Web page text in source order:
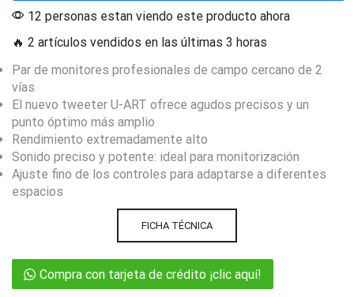
12 personas estan viendo este producto ahora
🔥 2 artículos vendidos en las últimas 3 horas
Par de monitores profesionales de campo cercano de 2
vías
El nuevo tweeter U-ART ofrece agudos precisos y un
punto óptimo más amplio
Rendimiento extremadamente alto
Sonido preciso y potente: ideal para monitorización
Ajuste fino de los controles para adaptarse a diferentes
espacios
FICHA TÉCNICA
Compra con tarjeta de crédito ¡clic aquí!